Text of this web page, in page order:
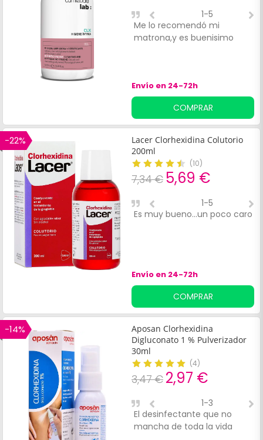
Me lo recomendó mi
matrona,y es buenisimo
1-5
Envío en 24-72h
COMPRAR
-22%
Lacer Clorhexidina Colutorio
200ml
(10)
7,34 € 5,69 €
Es muy bueno...un poco caro
1-5
Envío en 24-72h
COMPRAR
-14%
Aposan Clorhexidina
Digluconato 1 % Pulverizador
30ml
(4)
3,47 € 2,97 €
El desinfectante que no
mancha de toda la vida
1-3